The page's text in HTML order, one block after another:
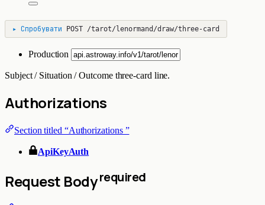
▸ Спробувати POST /tarot/lenormand/draw/three-card
Production
Subject / Situation / Outcome three-card line.
Authorizations
Section titled “Authorizations ”
ApiKeyAuth
Request Bodyrequired